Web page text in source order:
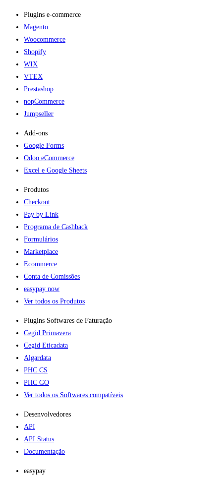
Plugins e-commerce​
Magento
Woocommerce
Shopify
WIX
VTEX
Prestashop
nopCommerce
Jumpseller
Add-ons​
Google Forms
Odoo eCommerce
Excel e Google Sheets
Produtos
Checkout
Pay by Link
Programa de Cashback
Formulários
Marketplace
Ecommerce
Conta de Comissões
easypay now
Ver todos os Produtos
Plugins Softwares de Faturação​
Cegid Primavera
Cegid Eticadata
Algardata
PHC CS
PHC GO
Ver todos os Softwares compatíveis
Desenvolvedores
API
API Status
Documentação
easypay